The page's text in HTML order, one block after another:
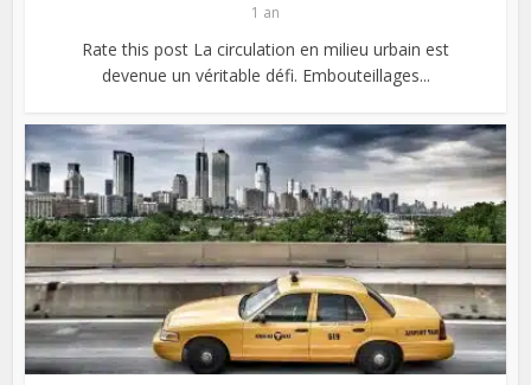
1 an
Rate this post La circulation en milieu urbain est
devenue un véritable défi. Embouteillages...